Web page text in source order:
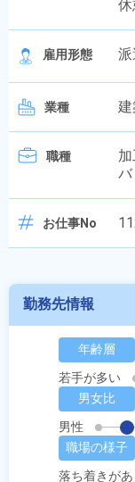
雇用形態 派
業種
職種
バ
お仕事No
勤務先情報
年齢層
若手が多い
男女比
男性
職場の様子
落ち着きがあ